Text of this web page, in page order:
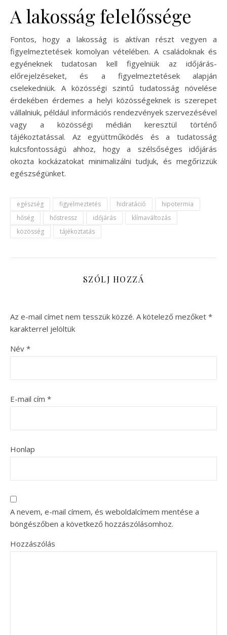
A lakosság felelőssége
Fontos, hogy a lakosság is aktívan részt vegyen a
figyelmeztetések komolyan vételében. A családoknak és
egyéneknek tudatosan kell figyelniük az időjárás-
előrejelzéseket, és a figyelmeztetések alapján
cselekedniük. A közösségi szintű tudatosság növelése
érdekében érdemes a helyi közösségeknek is szerepet
vállalniuk, például információs rendezvények szervezésével
vagy a közösségi médián keresztül történő
tájékoztatással. Az együttműködés és a tudatosság
kulcsfontosságú ahhoz, hogy a szélsőséges időjárás
okozta kockázatokat minimalizálni tudjuk, és megőrizzük
egészségünket.
egészség figyelmeztetés hidratáció
hipotermia
hőség
hőstressz időjárás
klímaváltozás
közösség
tájékoztatás
SZÓLJ HOZZÁ
Az e-mail címet nem tesszük közzé. A kötelező mezőket *
karakterrel jelöltük
Név *
E-mail cím *
Honlap
A nevem, e-mail címem, és weboldalcímem mentése a
böngészőben a következő hozzászólásomhoz.
Hozzászólás